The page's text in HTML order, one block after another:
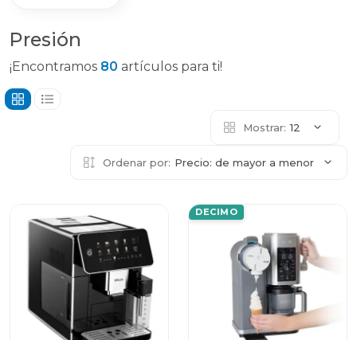
Presión
¡Encontramos 80 artículos para ti!
Mostrar: 12
Ordenar por: Precio: de mayor a menor
DECIMO